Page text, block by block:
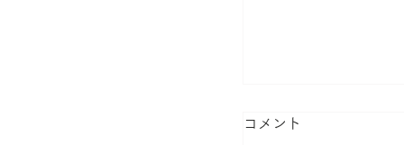
内閣府男女共同参
コメント